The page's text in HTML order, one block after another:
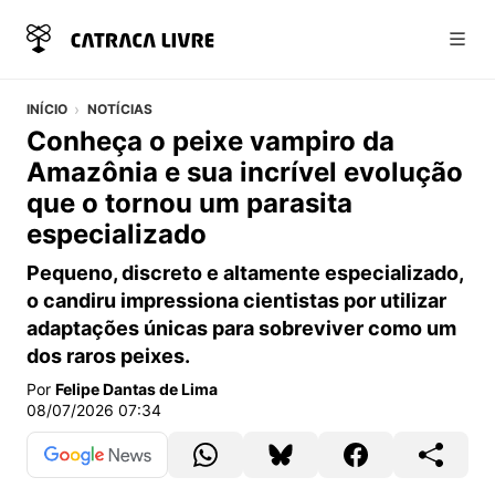
INÍCIO NOTÍCIAS
Conheça o peixe vampiro da
Amazônia e sua incrível evolução
que o tornou um parasita
especializado
Pequeno, discreto e altamente especializado,
o candiru impressiona cientistas por utilizar
adaptações únicas para sobreviver como um
dos raros peixes.
Por Felipe Dantas de Lima
08/07/2026 07:34